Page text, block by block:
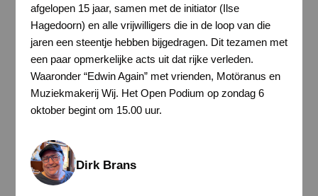
afgelopen 15 jaar, samen met de initiator (Ilse
Hagedoorn) en alle vrijwilligers die in de loop van die
jaren een steentje hebben bijgedragen. Dit tezamen met
een paar opmerkelijke acts uit dat rijke verleden.
Waaronder “Edwin Again” met vrienden, Motöranus en
Muziekmakerij Wij. Het Open Podium op zondag 6
oktober begint om 15.00 uur.
Dirk Brans